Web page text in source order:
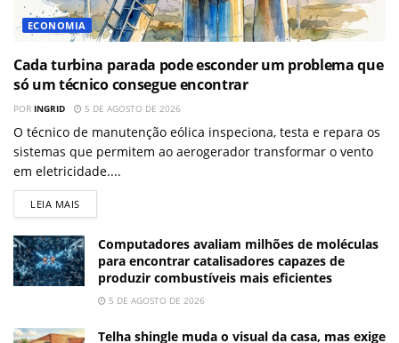
ECONOMIA
Cada turbina parada pode esconder um problema que
só um técnico consegue encontrar
POR INGRID 5 DE AGOSTO DE 2026
O técnico de manutenção eólica inspeciona, testa e repara os
sistemas que permitem ao aerogerador transformar o vento
em eletricidade....
LEIA MAIS
Computadores avaliam milhões de moléculas
para encontrar catalisadores capazes de
produzir combustíveis mais eficientes
5 DE AGOSTO DE 2026
Telha shingle muda o visual da casa, mas exige